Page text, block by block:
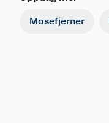
Mosefjerner